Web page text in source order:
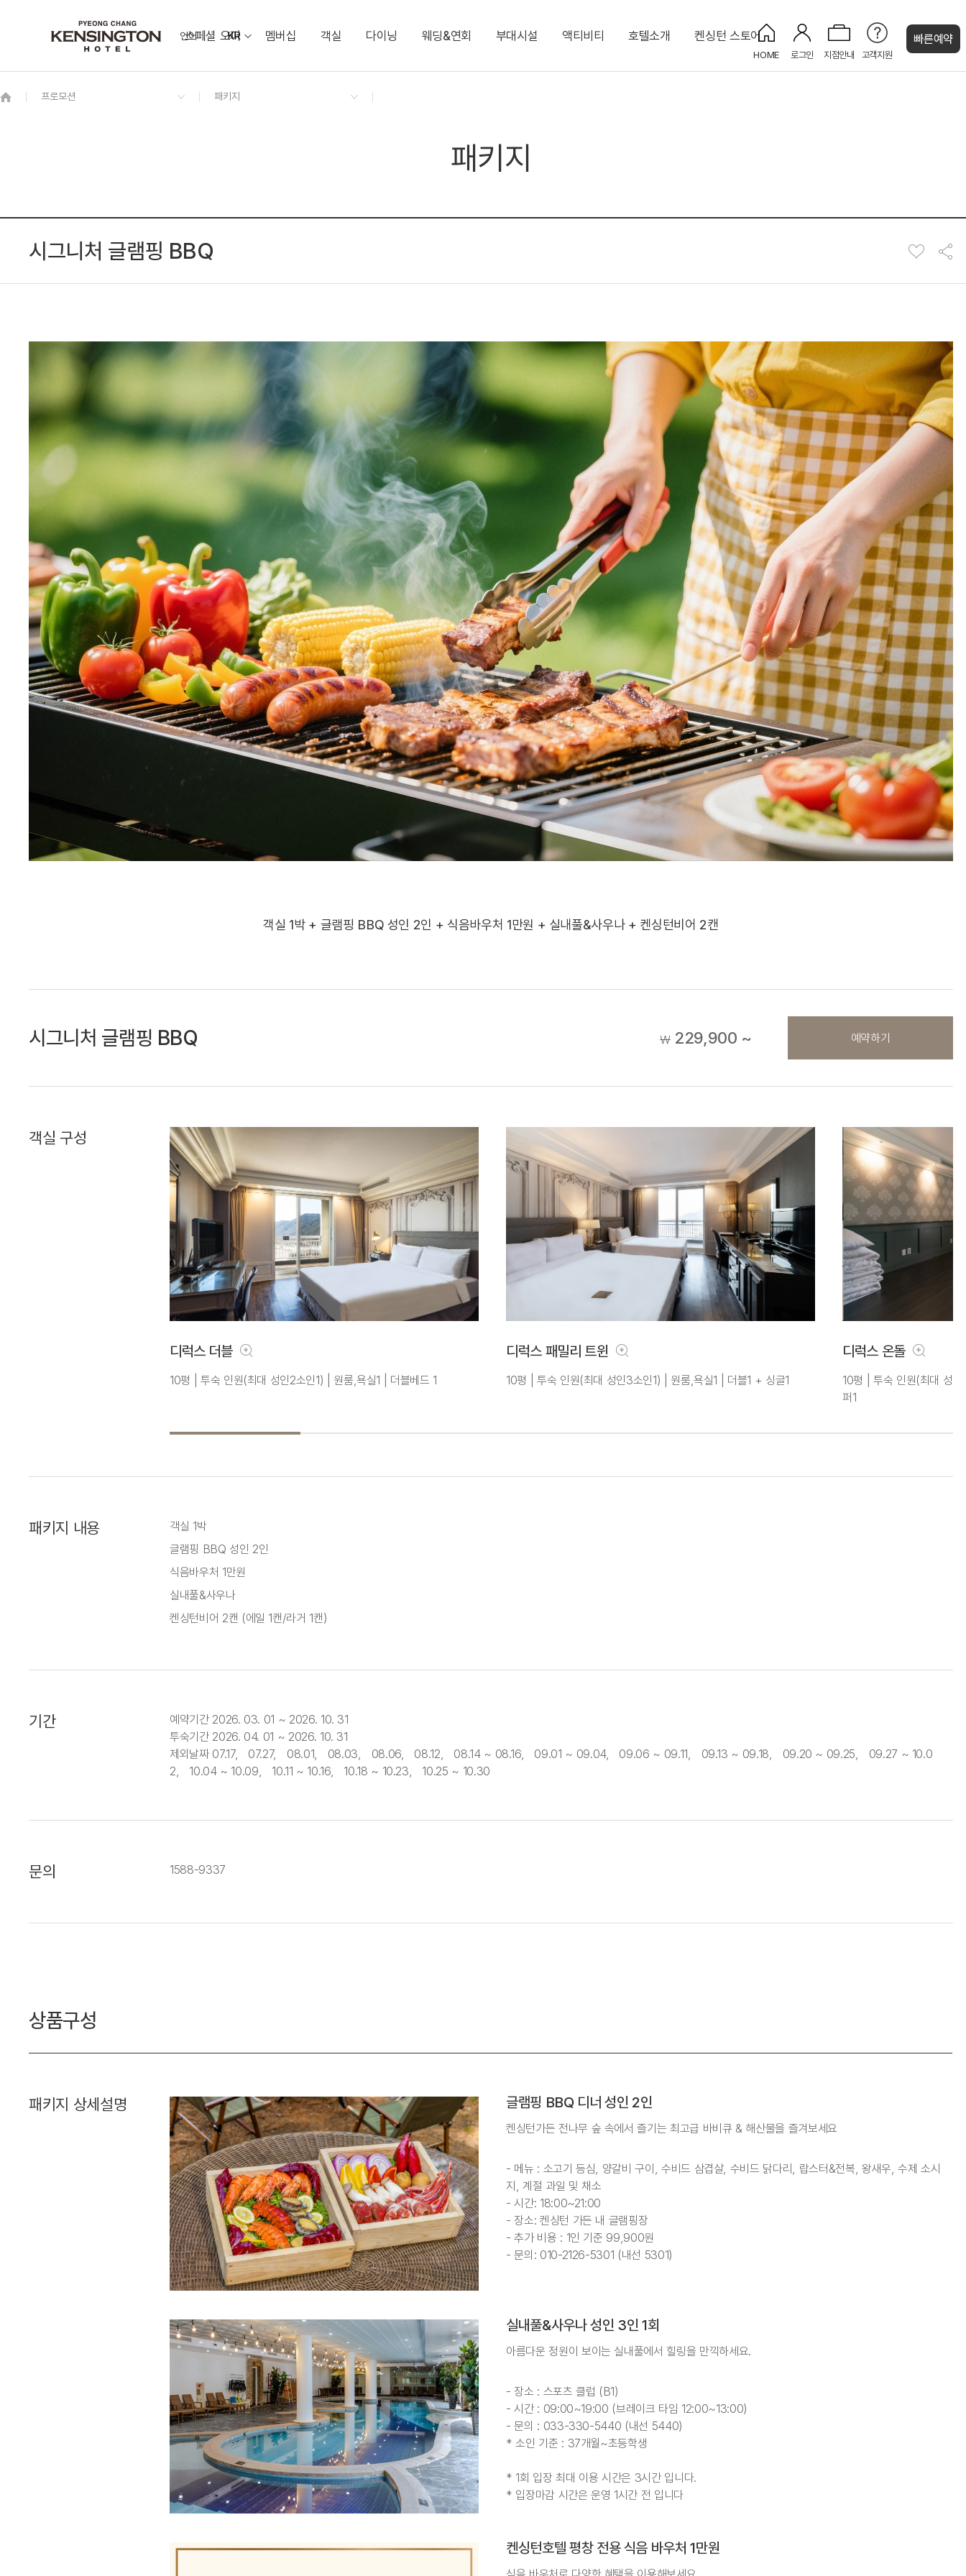
언어 KR
스페셜 오퍼
OVERVIEW
다이닝 & 이벤트
멤버십
그랜드 켄싱턴 회원권 켄싱턴 리워즈 NEW 켄싱턴 바우처 켄싱턴 캐시
객실
OVERVIEW
디럭스 패밀리 트윈
커넥팅 패밀리 트윈(최대 8인)
다이닝
OVERVIEW
소금강 Sogeumgang 글램핑 빌리지 Glamping
웨딩&연회
OVERVIEW
그랜드볼룸 1·2
부대시설
OVERVIEW
켄싱턴 프렌치 가든 키즈 월드
액티비티
OVERVIEW
동물먹이 주기 체험 프렌치 가든 트레인 투어
호텔소개 켄싱턴 스토어
HOME 로그인 지점안내 고객지원
빠른예약
패키지
시그니처 글램핑 BBQ
객실 1박 + 글램핑 BBQ 성인 2인 + 식음바우처 1만원 + 실내풀&사우나 + 켄싱턴비어 2캔
시그니처 글램핑 BBQ ￦ 229,900 ~ 예약하기
객실 구성
디럭스 더블
10평 | 투숙 인원(최대 성인2소인1) | 원룸,욕실1 | 더블베드 1
디럭스 패밀리 트윈
10평 | 투숙 인원(최대 성인3소인1) | 원룸,욕실1 | 더블1 + 싱글1
디럭스 온돌
10평 | 투숙 인원(최대 성
퍼1
패키지 내용
객실 1박
글램핑 BBQ 성인 2인
식음바우처 1만원
실내풀&사우나
켄싱턴비어 2캔 (에일 1캔/라거 1캔)
기간
예약기간 2026. 03. 01 ~ 2026. 10. 31
투숙기간 2026. 04. 01 ~ 2026. 10. 31
제외날짜 07.17, 07.27, 08.01, 08.03, 08.06, 08.12, 08.14 ~ 08.16, 09.01 ~ 09.04, 09.06 ~ 09.11, 09.13 ~ 09.18, 09.20 ~ 09.25, 09.27 ~ 10.0
2, 10.04 ~ 10.09, 10.11 ~ 10.16, 10.18 ~ 10.23, 10.25 ~ 10.30
문의 1588-9337
상품구성
패키지 상세설명 글램핑 BBQ 디너 성인 2인
켄싱턴가든 전나무 숲 속에서 즐기는 최고급 바비큐 & 해산물을 즐겨보세요
- 메뉴 : 소고기 등심, 양갈비 구이, 수비드 삼겹살, 수비드 닭다리, 랍스터&전복, 왕새우, 수제 소시
지, 계절 과일 및 채소
- 시간: 18:00~21:00
- 장소: 켄싱턴 가든 내 글램핑장
- 추가 비용 : 1인 기준 99,900원
- 문의: 010-2126-5301 (내선 5301)
실내풀&사우나 성인 3인 1회
아름다운 정원이 보이는 실내풀에서 힐링을 만끽하세요.
- 장소 : 스포츠 클럽 (B1)
- 시간 : 09:00~19:00 (브레이크 타임 12:00~13:00)
- 문의 : 033-330-5440 (내선 5440)
* 소인 기준 : 37개월~초등학생
* 1회 입장 최대 이용 시간은 3시간 입니다.
* 입장마감 시간은 운영 1시간 전 입니다
켄싱턴호텔 평창 전용 식음 바우처 1만원